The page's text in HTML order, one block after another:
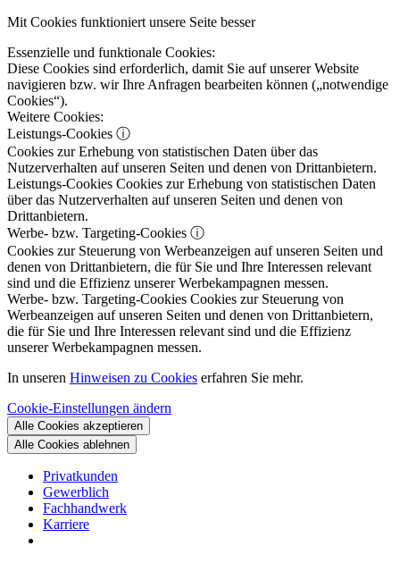
Mit Cookies funktioniert unsere Seite besser
Essenzielle und funktionale Cookies:
Diese Cookies sind erforderlich, damit Sie auf unserer Website
navigieren bzw. wir Ihre Anfragen bearbeiten können („notwendige
Cookies“).
Weitere Cookies:
Leistungs-Cookies ⓘ
Cookies zur Erhebung von statistischen Daten über das
Nutzerverhalten auf unseren Seiten und denen von Drittanbietern.
Leistungs-Cookies Cookies zur Erhebung von statistischen Daten
über das Nutzerverhalten auf unseren Seiten und denen von
Drittanbietern.
Werbe- bzw. Targeting-Cookies ⓘ
Cookies zur Steuerung von Werbeanzeigen auf unseren Seiten und
denen von Drittanbietern, die für Sie und Ihre Interessen relevant
sind und die Effizienz unserer Werbekampagnen messen.
Werbe- bzw. Targeting-Cookies Cookies zur Steuerung von
Werbeanzeigen auf unseren Seiten und denen von Drittanbietern,
die für Sie und Ihre Interessen relevant sind und die Effizienz
unserer Werbekampagnen messen.
In unseren Hinweisen zu Cookies erfahren Sie mehr.
Cookie-Einstellungen ändern
Alle Cookies akzeptieren
Alle Cookies ablehnen
Privatkunden
Gewerblich
Fachhandwerk
Karriere